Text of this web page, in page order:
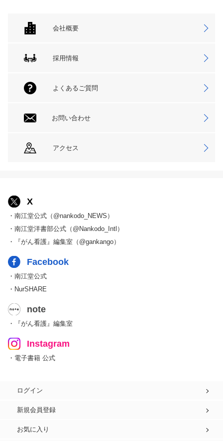
会社概要
採用情報
よくあるご質問
お問い合わせ
アクセス
X
・南江堂公式（@nankodo_NEWS）
・南江堂洋書部公式（@Nankodo_Intl）
・『がん看護』編集室（@gankango）
Facebook
・南江堂公式
・NurSHARE
note
・『がん看護』編集室
Instagram
・電子書籍 公式
ログイン
新規会員登録
お気に入り